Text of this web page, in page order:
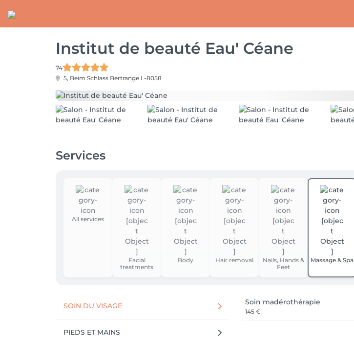
Institut de beauté Eau' Céane
74
5, Beim Schlass Bertrange L-8058
Services
All services
Facial
treatments
Body Hair removal
Nails, Hands &
Feet
Massage & Spa
SOIN DU VISAGE
PIEDS ET MAINS
Soin madérothérapie
145 €